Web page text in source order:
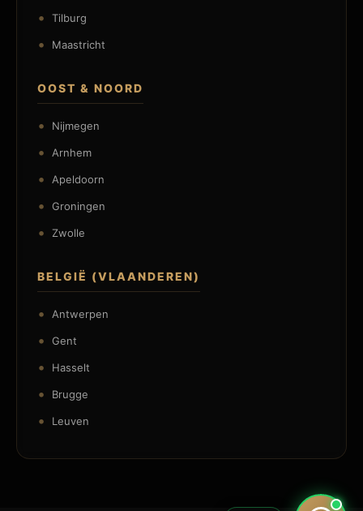
Tilburg
Maastricht
OOST & NOORD
Nijmegen
Arnhem
Apeldoorn
Groningen
Zwolle
BELGIË (VLAANDEREN)
Antwerpen
Gent
Hasselt
Brugge
Leuven